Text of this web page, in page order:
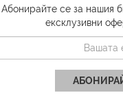
Абонирайте се за нашия
ексклузивни